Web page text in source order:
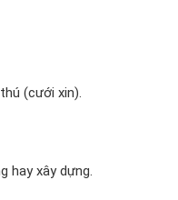
(cưới xin).
hay xây dựng.